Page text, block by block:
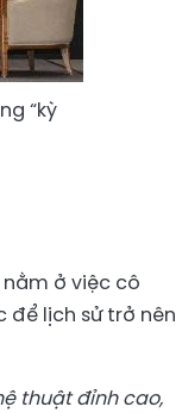
“kỳ
ở việc cô
để lịch sử trở nên
thuật đỉnh cao,